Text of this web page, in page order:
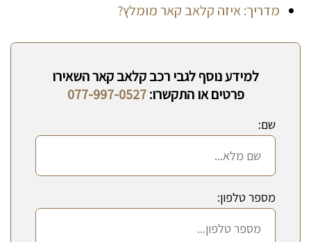
מדריך: איזה קלאב קאר מומלץ?
למידע נוסף לגבי רכב קלאב קאר השאירו
פרטים או התקשרו:077-997-0527
שם:
מספר טלפון: